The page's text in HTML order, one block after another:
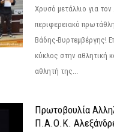
Χρυσό μετάλλιο για
περιφερειακό
Βάδης-Βυρτεμβέργης!
κύκλος στην αθλητική
αθλητή της...
Πρωτοβουλία
Π.Α.Ο.Κ.